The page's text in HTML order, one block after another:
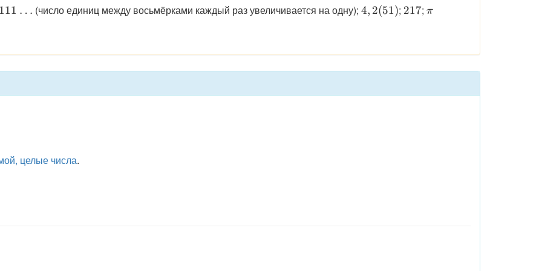
… (число единиц между восьмёрками каждый раз увеличивается на одну); \displaystyle
4,2(51)
4, 2(51); \displaystyle
217
217;
\pi
π
целые числа.